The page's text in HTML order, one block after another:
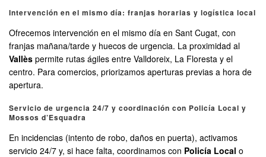
Intervención en el mismo día: franjas horarias y logística local
Ofrecemos intervención en el mismo día en Sant Cugat, con
franjas mañana/tarde y huecos de urgencia. La proximidad al
Vallès permite rutas ágiles entre Valldoreix, La Floresta y el
centro. Para comercios, priorizamos aperturas previas a hora de
apertura.
Servicio de urgencia 24/7 y coordinación con Policía Local y
Mossos d’Esquadra
En incidencias (intento de robo, daños en puerta), activamos
servicio 24/7 y, si hace falta, coordinamos con Policía Local o